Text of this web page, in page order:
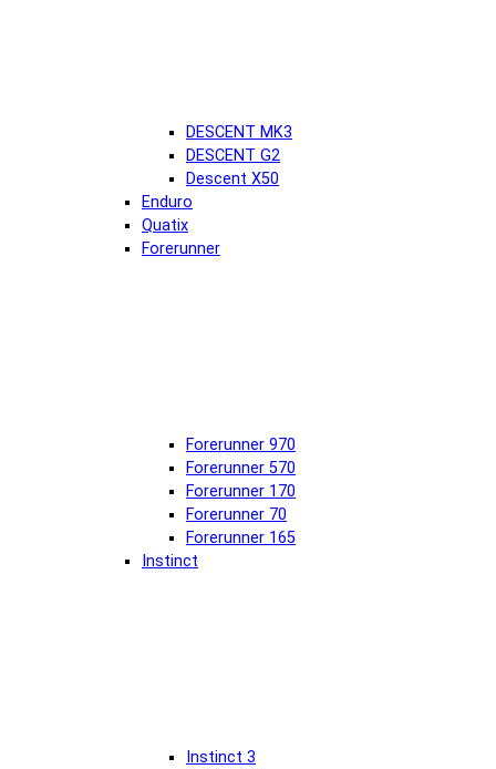
DESCENT MK3
DESCENT G2
Descent X50
Enduro
Quatix
Forerunner
Forerunner 970
Forerunner 570
Forerunner 170
Forerunner 70
Forerunner 165
Instinct
Instinct 3